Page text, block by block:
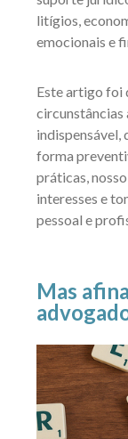
litígios,
emocionais e
Este artigo foi
circunstâncias
indispensável,
forma
práticas,
interesses e
pessoal e
Mas